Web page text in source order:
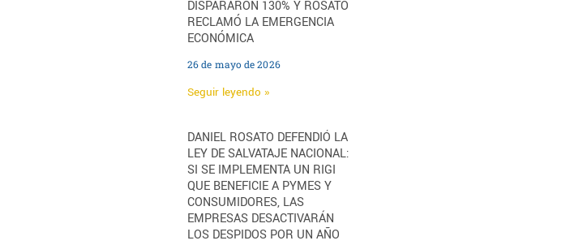
DISPARARON 130% Y ROSATO
RECLAMÓ LA EMERGENCIA
ECONÓMICA
26 de mayo de 2026
Seguir leyendo »
DANIEL ROSATO DEFENDIÓ LA
LEY DE SALVATAJE NACIONAL:
SI SE IMPLEMENTA UN RIGI
QUE BENEFICIE A PYMES Y
CONSUMIDORES, LAS
EMPRESAS DESACTIVARÁN
LOS DESPIDOS POR UN AÑO